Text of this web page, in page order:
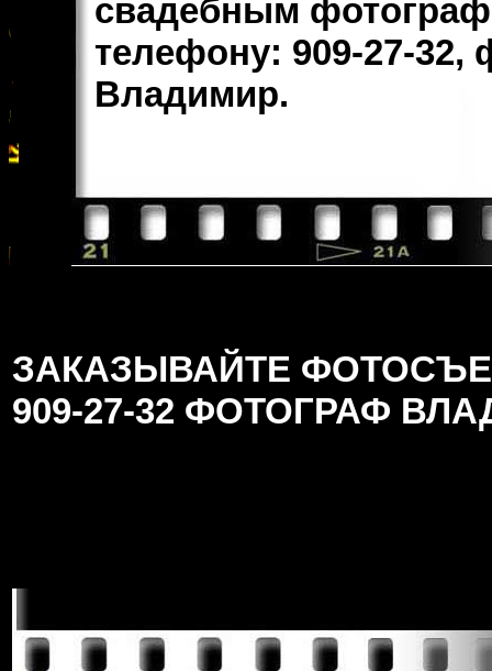
свадебным
телефону: 909-27-32,
Владимир.
ЗАКАЗЫВАЙТЕ
909-27-32 ФОТОГРАФ